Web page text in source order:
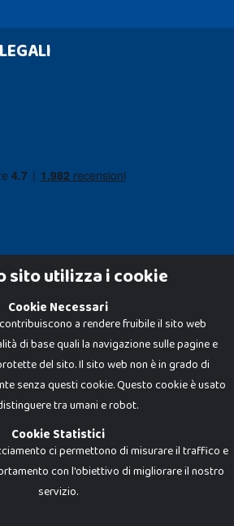
di Giocabene Srl. Ogni riproduzione o utilizzo non
è severamente vietato. Tutti i loghi, marchi,
shop sono di proprietà dei rispettivi titolari.
potrebbero differire da quanto esposto in
8, 20123 Milano (MI)
- C.S. 10.000 i.v.
sito utilizza i cookie
Cookie Necessari
a rendere fruibile il sito web
di base quali la navigazione sulle pagine e
del sito. Il sito web non è in grado di
senza questi cookie. Questo cookie è usato
tra umani e robot.
Cookie Statistici
ci permettono di misurare il traffico e
con l'obiettivo di migliorare il nostro
servizio.